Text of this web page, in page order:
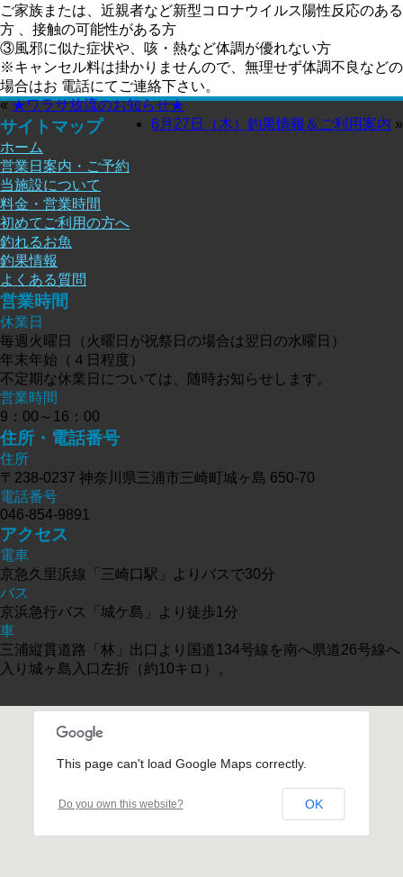
ご家族または、近親者など新型コロナウイルス陽性反応のある
方 、接触の可能性がある方
③風邪に似た症状や、咳・熱など体調が優れない方
※キャンセル料は掛かりませんので、無理せず体調不良などの
場合はお 電話にてご連絡下さい。
«★ワラサ放流のお知らせ★
6月27日（木）釣果情報＆ご利用案内 »
サイトマップ
ホーム
営業日案内・ご予約
当施設について
料金・営業時間
初めてご利用の方へ
釣れるお魚
釣果情報
よくある質問
営業時間
休業日
毎週火曜日（火曜日が祝祭日の場合は翌日の水曜日）
年末年始（４日程度）
不定期な休業日については、随時お知らせします。
営業時間
9：00～16：00
住所・電話番号
住所
〒238-0237 神奈川県三浦市三崎町城ヶ島 650-70
電話番号
046-854-9891
アクセス
電車
京急久里浜線「三崎口駅」よりバスで30分
バス
京浜急行バス「城ケ島」より徒歩1分
車
三浦縦貫道路「林」出口より国道134号線を南へ県道26号線へ
入り城ヶ島入口左折（約10キロ）。
受け付けはこちら
This page can't load Google Maps correctly.
Do you own this website? OK